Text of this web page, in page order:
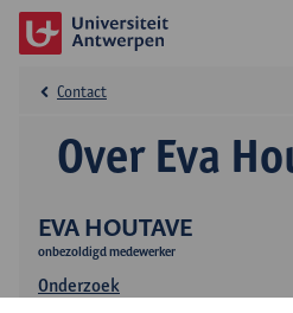
EVA HOUTAVE
onbezoldigd medewerker
Onderzoek
Over Eva
Contact